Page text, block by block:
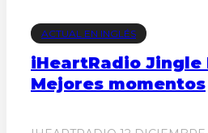
ACTUAL EN INGLÉS
iHeartRadio Jingle
Mejores momentos